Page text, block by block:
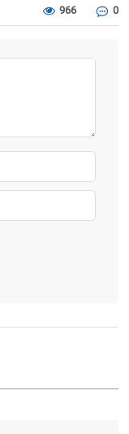
966 0